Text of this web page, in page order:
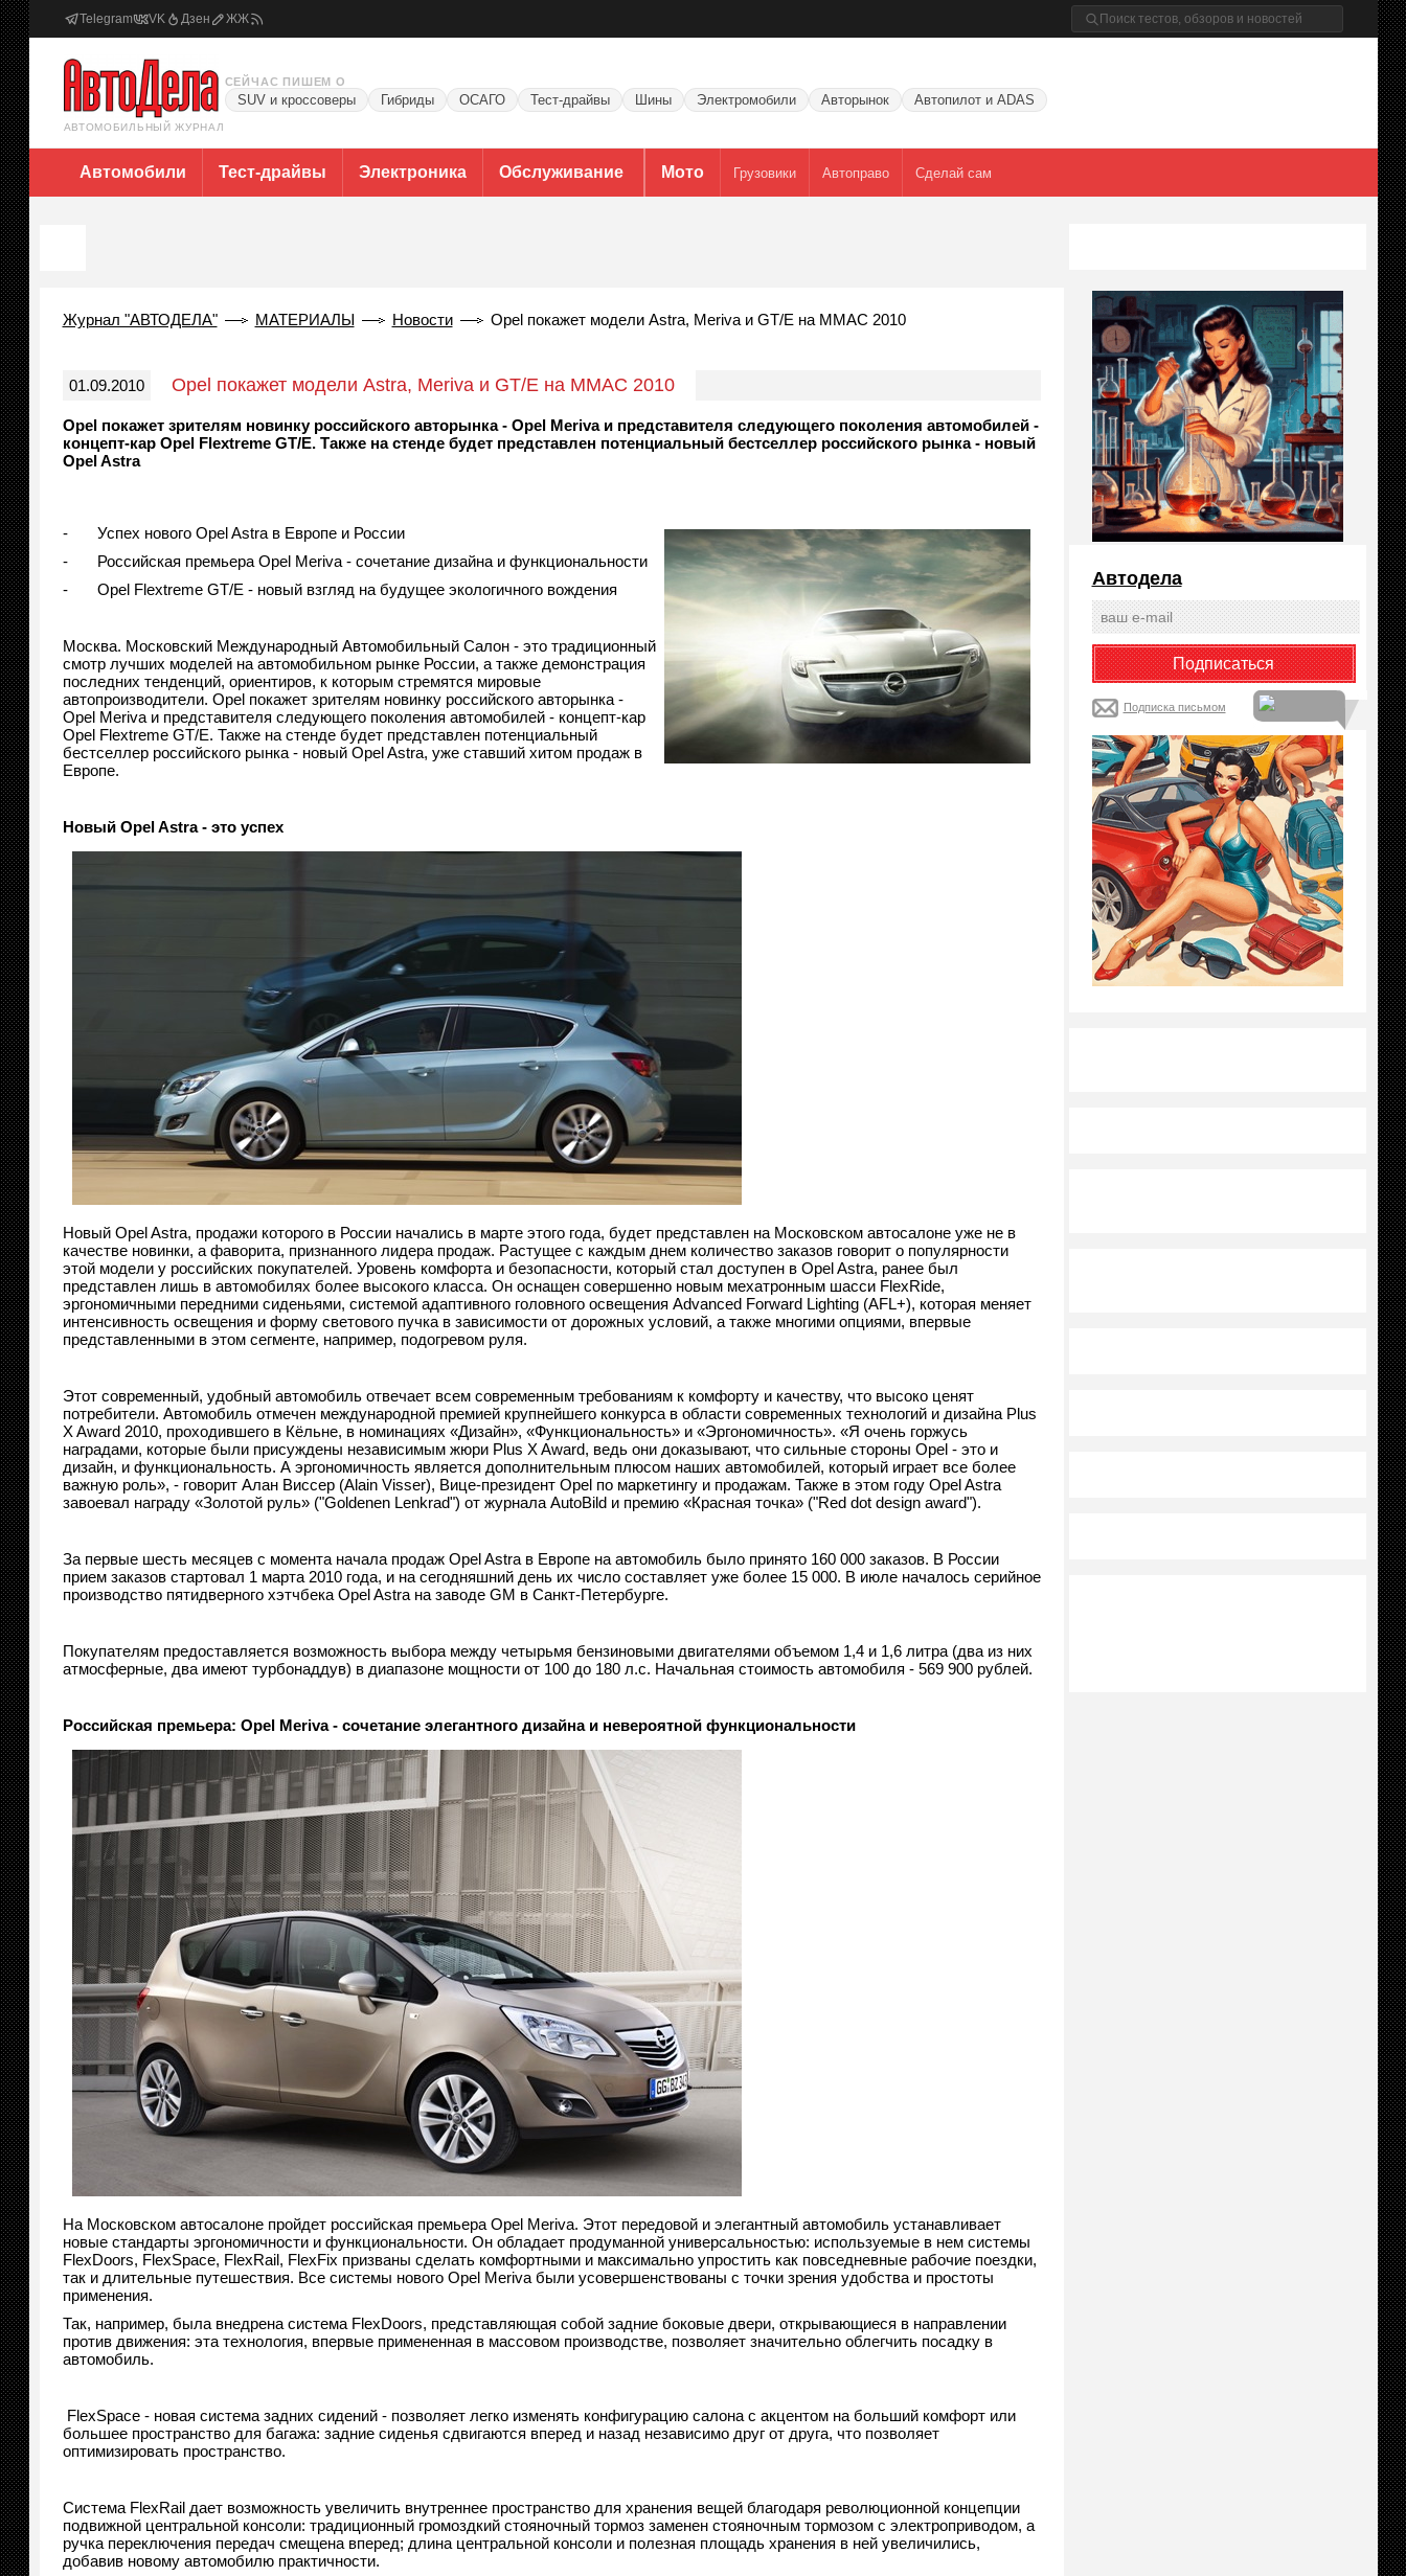
Telegram VK Дзен ЖЖ
АВТОМОБИЛЬНЫЙ ЖУРНАЛ
СЕЙЧАС ПИШЕМ О
SUV и кроссоверы Гибриды ОСАГО Тест-драйвы Шины Электромобили Авторынок Автопилот и ADAS
Автомобили Тест-драйвы Электроника Обслуживание Мото Грузовики Автоправо Сделай сам
Журнал "АВТОДЕЛА" МАТЕРИАЛЫ Новости Opel покажет модели Astra, Meriva и GT/E на ММАС 2010
01.09.2010 Opel покажет модели Astra, Meriva и GT/E на ММАС 2010
Opel покажет зрителям новинку российского авторынка - Opel Meriva и представителя следующего поколения автомобилей -
концепт-кар Opel Flextreme GT/E. Также на стенде будет представлен потенциальный бестселлер российского рынка - новый
Opel Astra
- Успех нового Opel Astra в Европе и России
- Российская премьера Opel Meriva - сочетание дизайна и функциональности
- Opel Flextreme GT/E - новый взгляд на будущее экологичного вождения
Москва. Московский Международный Автомобильный Салон - это традиционный
смотр лучших моделей на автомобильном рынке России, а также демонстрация
последних тенденций, ориентиров, к которым стремятся мировые
автопроизводители. Opel покажет зрителям новинку российского авторынка -
Opel Meriva и представителя следующего поколения автомобилей - концепт-кар
Opel Flextreme GT/E. Также на стенде будет представлен потенциальный
бестселлер российского рынка - новый Opel Astra, уже ставший хитом продаж в
Европе.
Новый Opel Astra- это успех
Новый Opel Astra, продажи которого в России начались в марте этого года, будет представлен на Московском автосалоне уже не в
качестве новинки, а фаворита, признанного лидера продаж. Растущее с каждым днем количество заказов говорит о популярности
этой модели у российских покупателей. Уровень комфорта и безопасности, который стал доступен в Opel Astra, ранее был
представлен лишь в автомобилях более высокого класса. Он оснащен совершенно новым мехатронным шасси FlexRide,
эргономичными передними сиденьями, системой адаптивного головного освещения Advanced Forward Lighting (AFL+), которая меняет
интенсивность освещения и форму светового пучка в зависимости от дорожных условий, а также многими опциями, впервые
представленными в этом сегменте, например, подогревом руля.
Этот современный, удобный автомобиль отвечает всем современным требованиям к комфорту и качеству, что высоко ценят
потребители. Автомобиль отмечен международной премией крупнейшего конкурса в области современных технологий и дизайна Plus
X Award 2010, проходившего в Кёльне, в номинациях «Дизайн», «Функциональность» и «Эргономичность». «Я очень горжусь
наградами, которые были присуждены независимым жюри Plus X Award, ведь они доказывают, что сильные стороны Opel - это и
дизайн, и функциональность. А эргономичность является дополнительным плюсом наших автомобилей, который играет все более
важную роль», - говорит Алан Виссер (Alain Visser), Вице-президент Opel по маркетингу и продажам. Также в этом году Opel Astra
завоевал награду «Золотой руль» ("Goldenen Lenkrad") от журнала AutoBild и премию «Красная точка» ("Red dot design award").
За первые шесть месяцев с момента начала продаж Opel Astra в Европе на автомобиль было принято 160 000 заказов. В России
прием заказов стартовал 1 марта 2010 года, и на сегодняшний день их число составляет уже более 15 000. В июле началось серийное
производство пятидверного хэтчбека Opel Astra на заводе GM в Санкт-Петербурге.
Покупателям предоставляется возможность выбора между четырьмя бензиновыми двигателями объемом 1,4 и 1,6 литра (два из них
атмосферные, два имеют турбонаддув) в диапазоне мощности от 100 до 180 л.с. Начальная стоимость автомобиля - 569 900 рублей.
Российская премьера: Opel Meriva - сочетание элегантного дизайна и невероятной функциональности
На Московском автосалоне пройдет российская премьера Opel Meriva. Этот передовой и элегантный автомобиль устанавливает
новые стандарты эргономичности и функциональности. Он обладает продуманной универсальностью: используемые в нем системы
FlexDoors, FlexSpace, FlexRail, FlexFix призваны сделать комфортными и максимально упростить как повседневные рабочие поездки,
так и длительные путешествия. Все системы нового Opel Meriva были усовершенствованы с точки зрения удобства и простоты
применения.
Так, например, была внедрена система FlexDoors, представляющая собой задние боковые двери, открывающиеся в направлении
против движения: эта технология, впервые примененная в массовом производстве, позволяет значительно облегчить посадку в
автомобиль.
FlexSpace - новая система задних сидений - позволяет легко изменять конфигурацию салона с акцентом на больший комфорт или
большее пространство для багажа: задние сиденья сдвигаются вперед и назад независимо друг от друга, что позволяет
оптимизировать пространство.
Система FlexRail дает возможность увеличить внутреннее пространство для хранения вещей благодаря революционной концепции
подвижной центральной консоли: традиционный громоздкий стояночный тормоз заменен стояночным тормозом с электроприводом, а
ручка переключения передач смещена вперед; длина центральной консоли и полезная площадь хранения в ней увеличились,
добавив новому автомобилю практичности.
Автодела
Подписка письмом